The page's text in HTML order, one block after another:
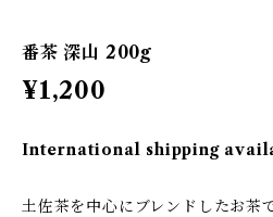
番茶 深山 200g
¥1,200
International shipping
土佐茶を中心にブレンドしたお